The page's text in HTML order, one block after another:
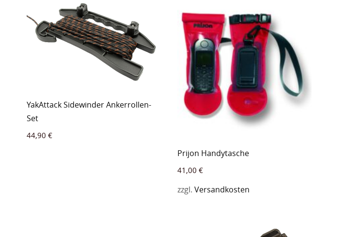
YakAttack Sidewinder Ankerrollen-
Set
44,90 €
Prijon Handytasche
41,00 €
zzgl. Versandkosten